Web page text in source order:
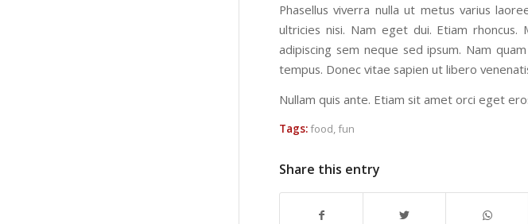
Phasellus viverra nulla ut metus varius
ultricies nisi. Nam eget dui. Etiam
adipiscing sem neque sed ipsum. Nam
tempus. Donec vitae sapien ut libero
Nullam quis ante. Etiam sit amet orci eget
Tags:food,fun
Share this entry